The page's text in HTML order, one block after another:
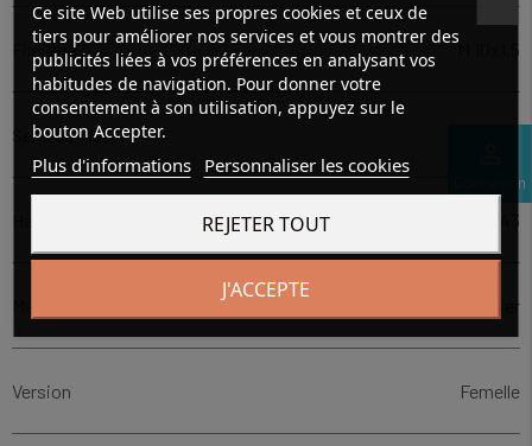
Connexion
Filetage M 10x1,5
Sens du filet
43
Acier
Version Femelle
Ce site Web utilise ses propres cookies et ceux de
tiers pour améliorer nos services et vous montrer des
publicités liées à vos préférences en analysant vos
habitudes de navigation. Pour donner votre
consentement à son utilisation, appuyez sur le
bouton Accepter.
Plus d'informations Personnaliser les cookies
REJETER TOUT
J'ACCEPTE